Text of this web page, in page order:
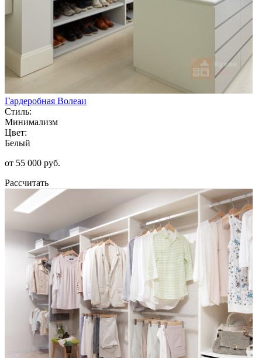
Гардеробная Волеаи
Стиль:
Минимализм
Цвет:
Белый
от 55 000 руб.
Рассчитать